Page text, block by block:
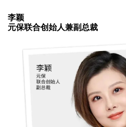
李颖
元保联合创始人兼副总裁